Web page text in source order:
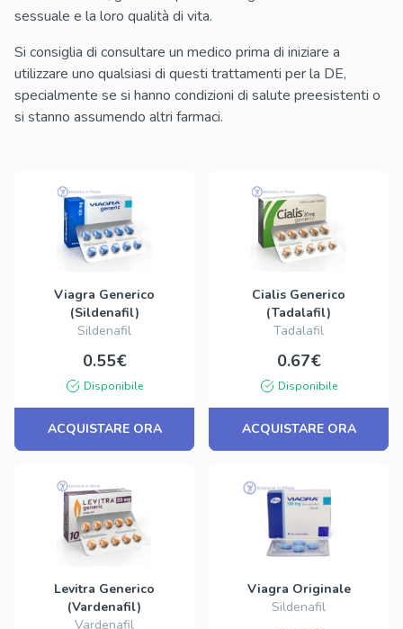
sessuale e la loro qualità di vita.
Si consiglia di consultare un medico prima di iniziare a
utilizzare uno qualsiasi di questi trattamenti per la DE,
specialmente se si hanno condizioni di salute preesistenti o
si stanno assumendo altri farmaci.
Viagra Generico
(Sildenafil)
Sildenafil
0.55€
Disponibile
ACQUISTARE ORA
Cialis Generico
(Tadalafil)
Tadalafil
0.67€
Disponibile
ACQUISTARE ORA
Levitra Generico
(Vardenafil)
Vardenafil
Viagra Originale
Sildenafil